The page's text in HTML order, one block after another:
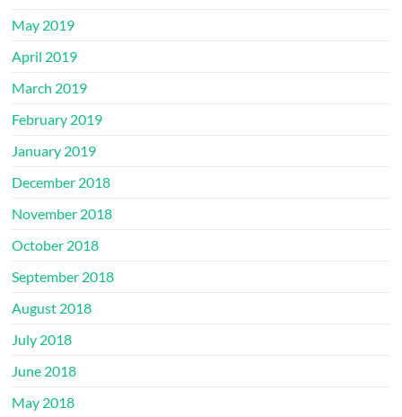
May 2019
April 2019
March 2019
February 2019
January 2019
December 2018
November 2018
October 2018
September 2018
August 2018
July 2018
June 2018
May 2018